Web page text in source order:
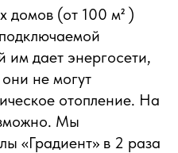
домов (от 100 м² )
дает энергосети,
не могут
отопление. На
Мы
«Градиент» в 2 раза